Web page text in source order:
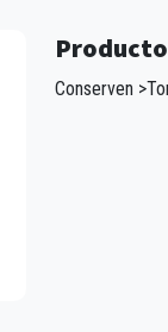
Conserven